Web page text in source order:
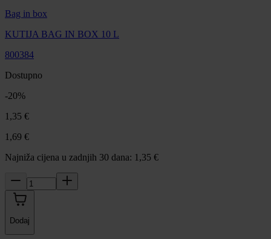
Bag in box
KUTIJA BAG IN BOX 10 L
800384
Dostupno
-20%
1,35 €
1,69 €
Najniža cijena u zadnjih 30 dana: 1,35 €
Dodaj